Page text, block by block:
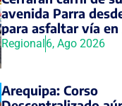
avenida Parra
para asfaltar vía en
Regional 6, Ago 2026
Arequipa: Corso